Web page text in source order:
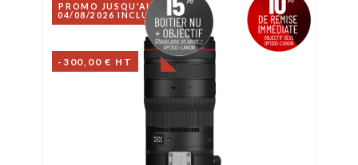
PROMO JUSQU'AU
04/08/2026 INCLUS
-300,00 € HT